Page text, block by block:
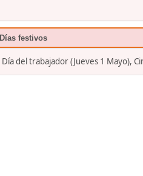
Días festivos
Día del trabajador (Jueves 1 Mayo),